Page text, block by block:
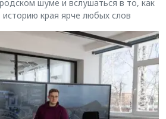
шуме и вслушаться в то, как
края ярче любых слов